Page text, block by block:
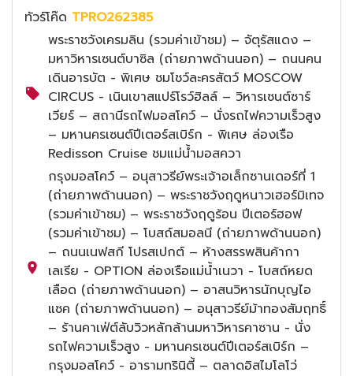
ทัวร์โค๊ด TPRO262385
พระราชวังเครมลิน (รวมค่าเข้าชม) – จัตุรัสแดง –
มหาวิหารเซนต์บาซิล (ถ่ายภาพด้านนอก) – ถนนคน
เดินอารบัต - พิเศษ ชมโชว์ละครสัตว์ MOSCOW
CIRCUS - เนินเขาสแปร์โรว์ฮิลล์ – วิหารเซนต์ซาร์
เวียร์ – สถานีรถไฟมอสโคว์ – นั่งรถไฟความเร็วสูง
– มหานครเซนต์ปีเตอร์สเบิร์ก - พิเศษ ล่องเรือ
Redisson Cruise ชมแม่น้ำมอสควา
กรุงมอสโคว์ – อนุสาวรีย์พระเจ้าอเล็กซานเดอร์ที่ 1
(ถ่ายภาพด้านนอก) – พระราชวังฤดูหนาวเฮอร์มิเทจ
(รวมค่าเข้าชม) – พระราชวังฤดูร้อน ปีเตอร์ฮอฟ
(รวมค่าเข้าชม) – โบสถ์สมอลนี (ถ่ายภาพด้านนอก)
– ถนนเนฟสกี โปรสเปกต์ – ห้างสรรพสินค้ากา
เลเรีย - OPTION ล่องเรือแม่น้ำเนวา - โบสถ์หยด
เลือด (ถ่ายภาพด้านนอก) – อาสนวิหารนักบุญไอ
แซค (ถ่ายภาพด้านนอก) – อนุสาวรีย์ม้าทองสัมฤทธิ์
– ร้านคาเฟ่ต์ลับวิวหลักล้านมหาวิหารคาซาน - นั่ง
รถไฟความเร็วสูง - มหานครเซนต์ปีเตอร์สเบิร์ก –
กรุงมอสโคว์ - อารามทรินิตี้ – ตลาดอิสไมโลโว่